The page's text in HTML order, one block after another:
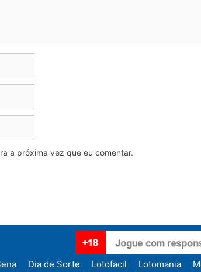
a próxima vez que eu comentar.
Dia de Sorte Lotofacil Lotomania